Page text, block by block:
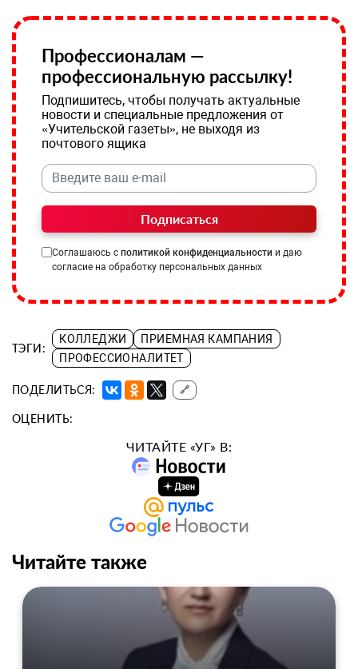
Профессионалам —
профессиональную рассылку!
Подпишитесь, чтобы получать актуальные
новости и специальные предложения от
«Учительской газеты», не выходя из
почтового ящика
Подписаться
Соглашаюсь с политикой конфиденциальности и даю
согласие на обработку персональных данных
ТЭГИ:
КОЛЛЕДЖИ
ПРИЕМНАЯ КАМПАНИЯ
ПРОФЕССИОНАЛИТЕТ
ПОДЕЛИТЬСЯ: 🔗
ОЦЕНИТЬ:
ЧИТАЙТЕ «УГ» В:
Читайте также